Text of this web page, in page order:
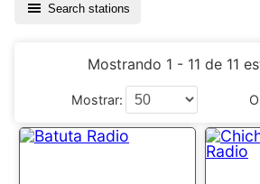
Search stations
Mostrando 1 - 11 de 11
Mostrar: